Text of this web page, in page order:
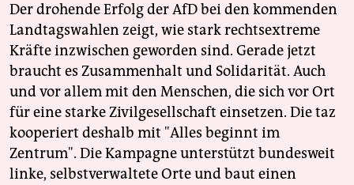
Der drohende Erfolg der AfD bei den kommenden
Landtagswahlen zeigt, wie stark rechtsextreme
Kräfte inzwischen geworden sind. Gerade jetzt
braucht es Zusammenhalt und Solidarität. Auch
und vor allem mit den Menschen, die sich vor Ort
für eine starke Zivilgesellschaft einsetzen. Die taz
kooperiert deshalb mit "Alles beginnt im
Zentrum". Die Kampagne unterstützt bundesweit
linke, selbstverwaltete Orte und baut einen